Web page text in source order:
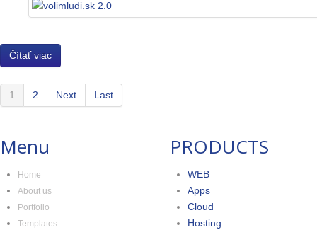
Čítať viac
1 2 Next Last
Menu
Home
About us
Portfolio
Templates
PRODUCTS
WEB
Apps
Cloud
Hosting